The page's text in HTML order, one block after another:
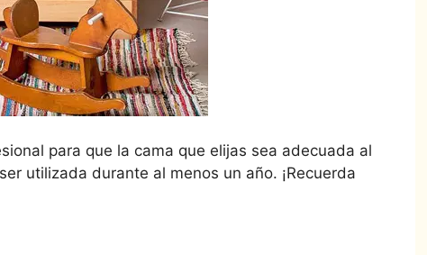
para que la cama que elijas sea adecuada al
utilizada durante al menos un año. ¡Recuerda